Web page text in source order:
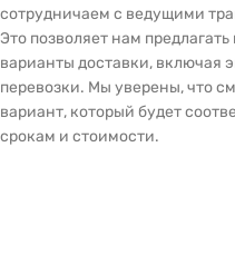
сотрудничаем с ведущими
Это позволяет нам
варианты доставки, включая
перевозки. Мы уверены, что
вариант, который будет
срокам и стоимости.